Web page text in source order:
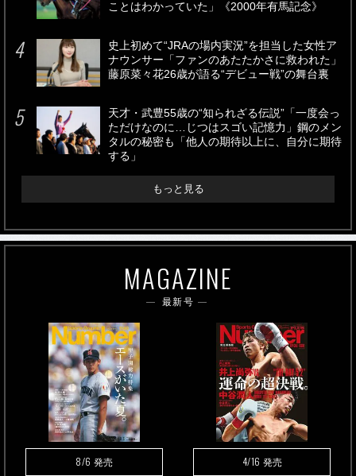
ことはわかっていた」《2000年有馬記念》
史上初めて“JRAの場内実況”を担当した女性ア
ナウンサー「ファンのあたたかさに救われた」
藤原菜々花26歳が語る“デビュー戦”の舞台裏
天才・武豊55歳の“知られざる伝説”「一度会っ
ただけなのに…じつはスゴい記憶力」鋼のメン
タルの秘密も「他人の期待以上に、自分に期待
する」
もっと見る
MAGAZINE
最新号
8/6 発売 4/16 発売